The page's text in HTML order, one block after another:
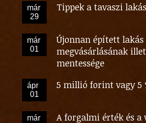
már
29
Tippek a tavaszi
már
01
Újonnan épített lakás
megvásárlásának
mentessége
ápr
01
5 millió forint vagy 5
már
A forgalmi érték és a